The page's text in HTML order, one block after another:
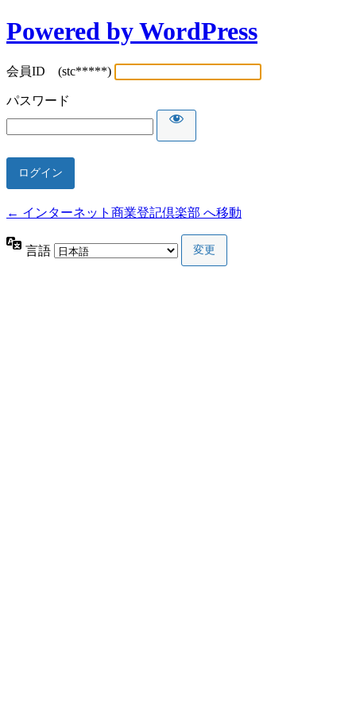
Powered by WordPress
会員ID (stc*****)
パスワード
← インターネット商業登記倶楽部 へ移動
言語